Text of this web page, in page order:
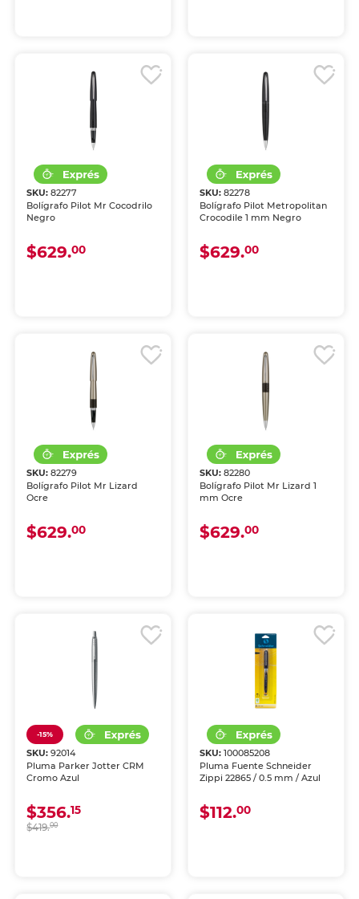
SKU:82277
Bolígrafo Pilot Mr Cocodrilo
Negro
$629.00
SKU: 82278
Bolígrafo Pilot Metropolitan
Crocodile 1 mm Negro
$629.00
SKU:82279
Bolígrafo Pilot Mr Lizard
Ocre
$629.00
SKU: 82280
Bolígrafo Pilot Mr Lizard 1
mm Ocre
$629.00
-15%
SKU:92014
Pluma Parker Jotter CRM
Cromo Azul
$356.15
$419.00
SKU: 100085208
Pluma Fuente Schneider
Zippi 22865 / 0.5 mm / Azul
$112.00